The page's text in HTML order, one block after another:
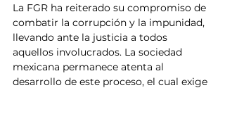
La FGR ha reiterado su compromiso de
combatir la corrupción y la impunidad,
llevando ante la justicia a todos
aquellos involucrados. La sociedad
mexicana permanece atenta al
desarrollo de este proceso, el cual exige